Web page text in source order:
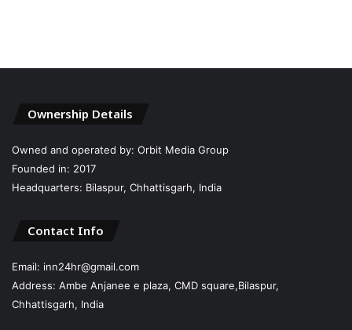
Ownership Details
Owned and operated by: Orbit Media Group
Founded in: 2017
Headquarters: Bilaspur, Chhattisgarh, India
Contact Info
Email: inn24hr@gmail.com
Address: Ambe Anjanee e plaza, CMD square,Bilaspur,
Chhattisgarh, India